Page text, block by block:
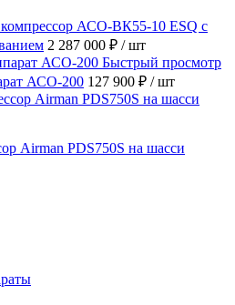
АСО-ВК55-10 ESQ с
2 287 000 ₽ / шт
Быстрый просмотр
АСО-200 127 900 ₽ / шт
Airman PDS750S на шасси